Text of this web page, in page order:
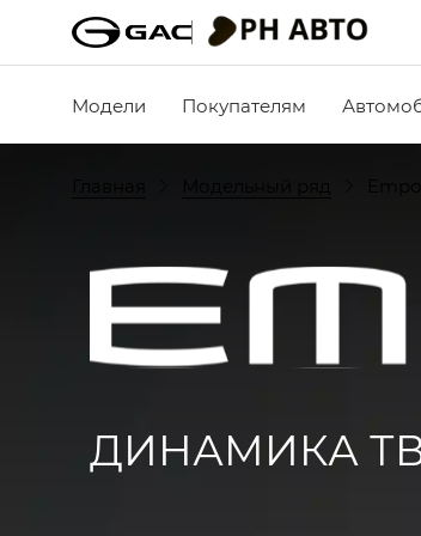
Модели Покупателям
ДИНАМИКА